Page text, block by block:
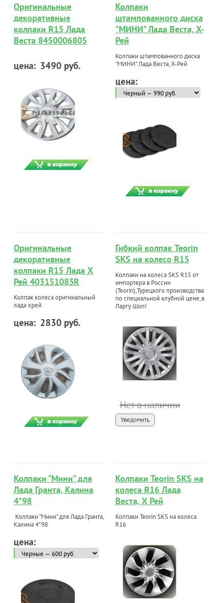
Оригинальные
декоративные
колпаки R15 Лада
Веста 8450006805
цена: 3490 руб.
Колпаки
штампованного диска
"МИНИ" Лада Веста, Х-
Рей
Колпаки штампованного диска
"МИНИ" Лада Веста, Х-Рей
цена:
Оригинальные
декоративные
колпаки R15 Лада Х
Рей 403151083R
Колпак колеса оригинальный
лада хрей
цена: 2830 руб.
Гибкий колпак Teorin
SKS на колесо R15
Колпаки на колеса SKS R15 от
импортера в России
(Teorin),Турецкого производства
по специальной клубной цене,в
Ларгу Шоп!
Нет в наличии
Уведомить
Колпаки "Мини" для
Лада Гранта, Калина
4*98
Колпаки "Мини" для Лада Гранта,
Калина 4*98
цена:
Колпаки Teorin SKS на
колеса R16 Лада
Веста, Х Рей
Колпаки Teorin SKS на колеса
R16